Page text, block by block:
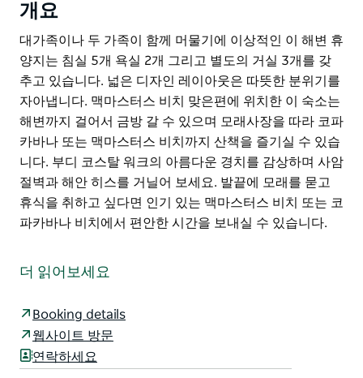
개요
대가족이나 두 가족이 함께 머물기에 이상적인 이 해변 휴
양지는 침실 5개 욕실 2개 그리고 별도의 거실 3개를 갖
추고 있습니다. 넓은 디자인 레이아웃은 따뜻한 분위기를
자아냅니다. 맥마스터스 비치 맞은편에 위치한 이 숙소는
해변까지 걸어서 금방 갈 수 있으며 모래사장을 따라 코파
카바나 또는 맥마스터스 비치까지 산책을 즐기실 수 있습
니다. 부디 코스탈 워크의 아름다운 경치를 감상하며 사암
절벽과 해안 히스를 거닐어 보세요. 발끝에 모래를 묻고
휴식을 취하고 싶다면 인기 있는 맥마스터스 비치 또는 코
파카바나 비치에서 편안한 시간을 보내실 수 있습니다.
양지는 침실 5개 욕실 2개 그리고 별도의 거실 3개를 갖
맥마스터스 비치 맞은편에 위치한 이 숙소는 해변까지 걸
어서 금방 갈 수 있으며 모래사장을 따라 코파카바나 또는
맥마스터스 비치까지 산책을 즐기실 수 있습니다.
더 읽어보세요
Booking details
웹사이트 방문
연락하세요